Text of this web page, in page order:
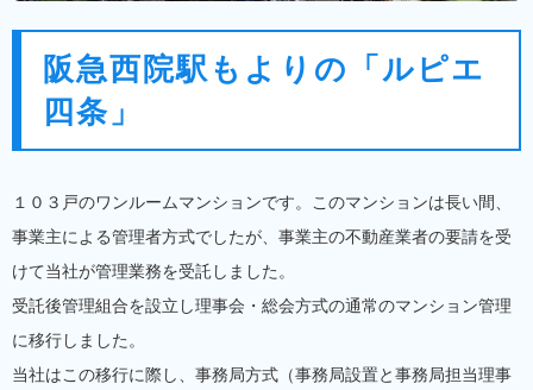
阪急西院駅もよりの「ルピエ
四条」
１０３戸のワンルームマンションです。このマンションは長い間、
事業主による管理者方式でしたが、事業主の不動産業者の要請を受
けて当社が管理業務を受託しました。
受託後管理組合を設立し理事会・総会方式の通常のマンション管理
に移行しました。
当社はこの移行に際し、事務局方式（事務局設置と事務局担当理事